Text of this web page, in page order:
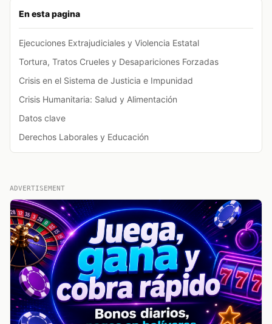
En esta pagina
Ejecuciones Extrajudiciales y Violencia Estatal
Tortura, Tratos Crueles y Desapariciones Forzadas
Crisis en el Sistema de Justicia e Impunidad
Crisis Humanitaria: Salud y Alimentación
Datos clave
Derechos Laborales y Educación
ADVERTISEMENT